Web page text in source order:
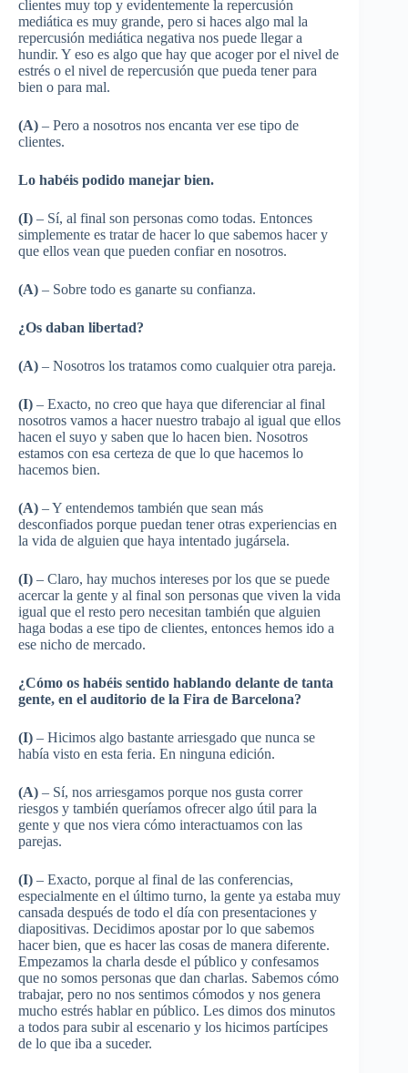
clientes muy top y evidentemente la repercusión
mediática es muy grande, pero si haces algo mal la
repercusión mediática negativa nos puede llegar a
hundir. Y eso es algo que hay que acoger por el nivel de
estrés o el nivel de repercusión que pueda tener para
bien o para mal.
(A) – Pero a nosotros nos encanta ver ese tipo de
clientes.
Lo habéis podido manejar bien.
(I) – Sí, al final son personas como todas. Entonces
simplemente es tratar de hacer lo que sabemos hacer y
que ellos vean que pueden confiar en nosotros.
(A) – Sobre todo es ganarte su confianza.
¿Os daban libertad?
(A) – Nosotros los tratamos como cualquier otra pareja.
(I) – Exacto, no creo que haya que diferenciar al final
nosotros vamos a hacer nuestro trabajo al igual que ellos
hacen el suyo y saben que lo hacen bien. Nosotros
estamos con esa certeza de que lo que hacemos lo
hacemos bien.
(A) – Y entendemos también que sean más
desconfiados porque puedan tener otras experiencias en
la vida de alguien que haya intentado jugársela.
(I) – Claro, hay muchos intereses por los que se puede
acercar la gente y al final son personas que viven la vida
igual que el resto pero necesitan también que alguien
haga bodas a ese tipo de clientes, entonces hemos ido a
ese nicho de mercado.
¿Cómo os habéis sentido hablando delante de tanta
gente, en el auditorio de la Fira de Barcelona?
(I) – Hicimos algo bastante arriesgado que nunca se
había visto en esta feria. En ninguna edición.
(A) – Sí, nos arriesgamos porque nos gusta correr
riesgos y también queríamos ofrecer algo útil para la
gente y que nos viera cómo interactuamos con las
parejas.
(I) – Exacto, porque al final de las conferencias,
especialmente en el último turno, la gente ya estaba muy
cansada después de todo el día con presentaciones y
diapositivas. Decidimos apostar por lo que sabemos
hacer bien, que es hacer las cosas de manera diferente.
Empezamos la charla desde el público y confesamos
que no somos personas que dan charlas. Sabemos cómo
trabajar, pero no nos sentimos cómodos y nos genera
mucho estrés hablar en público. Les dimos dos minutos
a todos para subir al escenario y los hicimos partícipes
de lo que iba a suceder.